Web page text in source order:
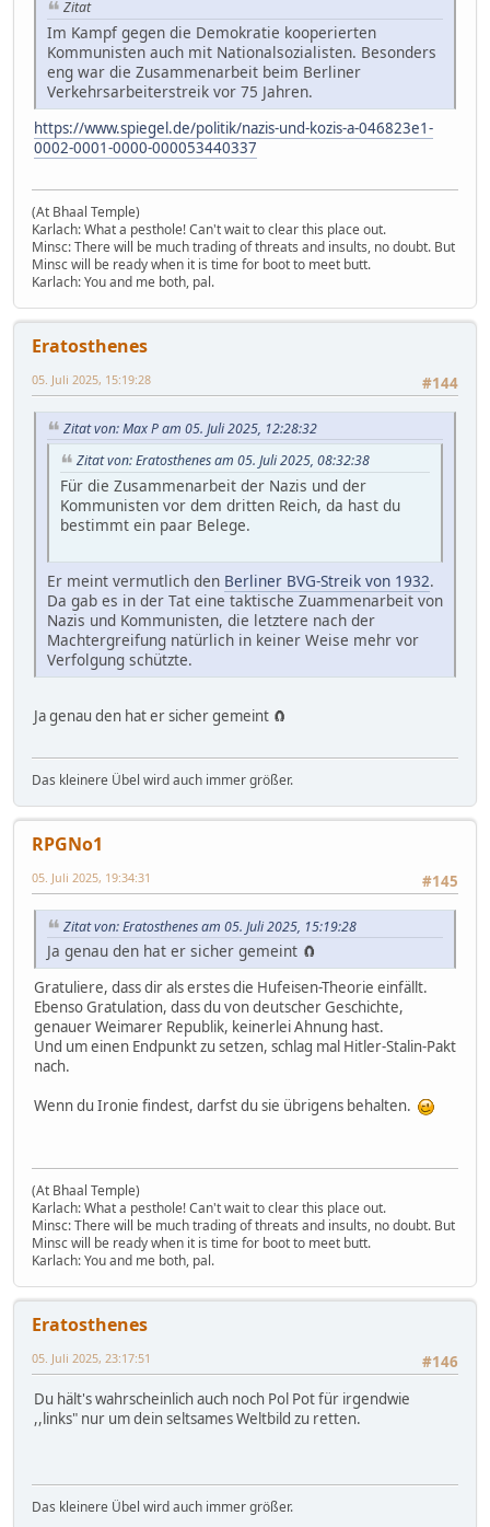
Zitat
Im Kampf gegen die Demokratie kooperierten
Kommunisten auch mit Nationalsozialisten. Besonders
eng war die Zusammenarbeit beim Berliner
Verkehrsarbeiterstreik vor 75 Jahren.
https://www.spiegel.de/politik/nazis-und-kozis-a-046823e1-
0002-0001-0000-000053440337
(At Bhaal Temple)
Karlach: What a pesthole! Can't wait to clear this place out.
Minsc: There will be much trading of threats and insults, no doubt. But
Minsc will be ready when it is time for boot to meet butt.
Karlach: You and me both, pal.
Eratosthenes
#144
05. Juli 2025, 15:19:28
Zitat von: Max P am 05. Juli 2025, 12:28:32
Zitat von: Eratosthenes am 05. Juli 2025, 08:32:38
Für die Zusammenarbeit der Nazis und der
Kommunisten vor dem dritten Reich, da hast du
bestimmt ein paar Belege.
Er meint vermutlich den Berliner BVG-Streik von 1932.
Da gab es in der Tat eine taktische Zuammenarbeit von
Nazis und Kommunisten, die letztere nach der
Machtergreifung natürlich in keiner Weise mehr vor
Verfolgung schützte.
Ja genau den hat er sicher gemeint 🧲
Das kleinere Übel wird auch immer größer.
RPGNo1
#145
05. Juli 2025, 19:34:31
Zitat von: Eratosthenes am 05. Juli 2025, 15:19:28
Ja genau den hat er sicher gemeint 🧲
Gratuliere, dass dir als erstes die Hufeisen-Theorie einfällt.
Ebenso Gratulation, dass du von deutscher Geschichte,
genauer Weimarer Republik, keinerlei Ahnung hast.
Und um einen Endpunkt zu setzen, schlag mal Hitler-Stalin-Pakt
nach.
Wenn du Ironie findest, darfst du sie übrigens behalten.
(At Bhaal Temple)
Karlach: What a pesthole! Can't wait to clear this place out.
Minsc: There will be much trading of threats and insults, no doubt. But
Minsc will be ready when it is time for boot to meet butt.
Karlach: You and me both, pal.
Eratosthenes
#146
05. Juli 2025, 23:17:51
Du hält's wahrscheinlich auch noch Pol Pot für irgendwie
,,links" nur um dein seltsames Weltbild zu retten.
Das kleinere Übel wird auch immer größer.